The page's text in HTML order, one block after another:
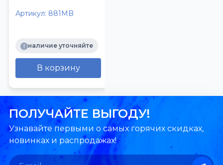
BPW/ТОНАР
Артикул: 881MB
наличие уточняйте
В корзину
ПОЛУЧАЙТЕ ВЫГОДУ!
Узнавайте первыми о самых горячих скидках,
новинках и распродажах!